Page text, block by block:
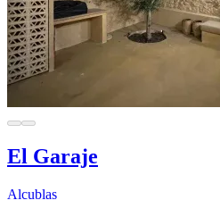
El Garaje
Alcublas